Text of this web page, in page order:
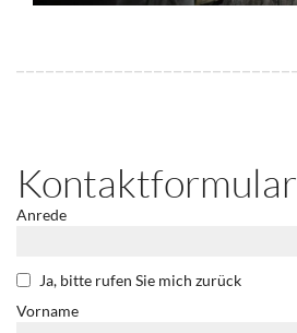
Kontaktformular
Anrede
Ja, bitte rufen Sie mich zurück
Vorname